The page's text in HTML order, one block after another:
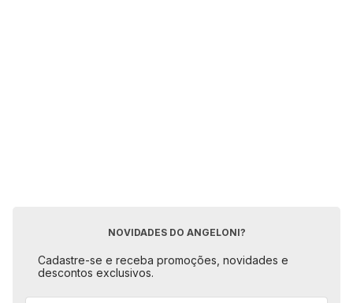
NOVIDADES DO ANGELONI?
Cadastre-se e receba promoções, novidades e
descontos exclusivos.